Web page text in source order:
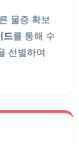
물증 확보
드를 통해 수
선별하여